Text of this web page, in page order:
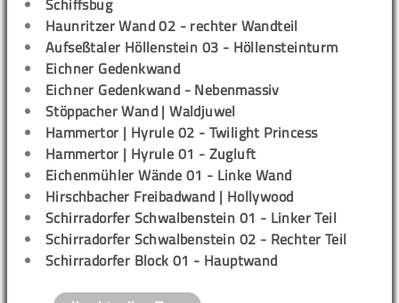
Schiffsbug
Haunritzer Wand 02 - rechter Wandteil
Aufseßtaler Höllenstein 03 - Höllensteinturm
Eichner Gedenkwand
Eichner Gedenkwand - Nebenmassiv
Stöppacher Wand | Waldjuwel
Hammertor | Hyrule 02 - Twilight Princess
Hammertor | Hyrule 01 - Zugluft
Eichenmühler Wände 01 - Linke Wand
Hirschbacher Freibadwand | Hollywood
Schirradorfer Schwalbenstein 01 - Linker Teil
Schirradorfer Schwalbenstein 02 - Rechter Teil
Schirradorfer Block 01 - Hauptwand